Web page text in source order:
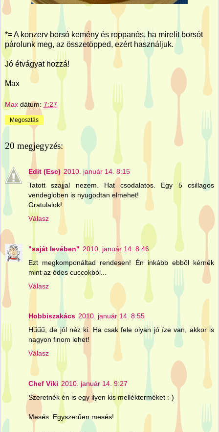
*= A konzerv borsó kemény és roppanós, ha mirelit borsót
párolunk meg, az összetöpped, ezért használjuk.
Jó étvágyat hozzá!
Max
Max dátum: 7:27
Megosztás
20 megjegyzés:
Edit (Esc) 2010. január 14. 8:15
Tatott szajjal nezem. Hat csodalatos. Egy 5 csillagos
vendegloben is nyugodtan elmehet!
Gratulalok!
Válasz
"saját levében" 2010. január 14. 8:46
Ezt megkomponáltad rendesen! Én inkább ebből kérnék
mint az édes cuccokból...
Válasz
Hobbiszakács 2010. január 14. 8:55
Hűűű, de jól néz ki. Ha csak fele olyan jó íze van, akkor is
nagyon finom lehet!
Válasz
Chef Viki 2010. január 14. 9:27
Szeretnék én is egy ilyen kis mellékterméket :-)
Mesés. Egyszerűen mesés!